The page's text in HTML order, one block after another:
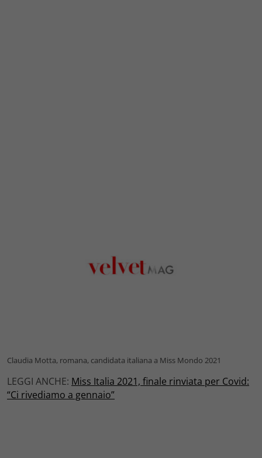
Claudia Motta, romana, candidata italiana a Miss Mondo 2021
LEGGI ANCHE: Miss Italia 2021, finale rinviata per Covid:
“Ci rivediamo a gennaio”